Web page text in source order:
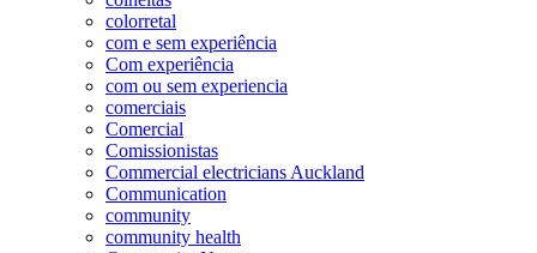
colorretal
com e sem experiência
Com experiência
com ou sem experiencia
comerciais
Comercial
Comissionistas
Commercial electricians Auckland
Communication
community
community health